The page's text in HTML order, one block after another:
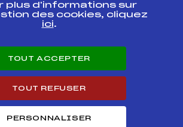
l’athlète
professionnel
plus d'informations sur
des cookies, cliquez
ici.
TOUT ACCEPTER
TOUT REFUSER
PERSONNALISER